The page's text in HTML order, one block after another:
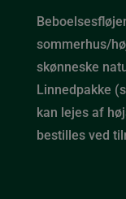
sommerhus/
skønneske
Linnedpakke
kan lejes af
bestilles ved